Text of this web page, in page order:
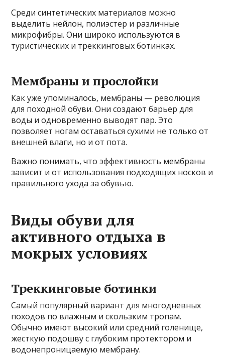
Среди синтетических материалов можно
выделить нейлон, полиэстер и различные
микрофибры. Они широко используются в
туристических и треккинговых ботинках.
Мембраны и прослойки
Как уже упоминалось, мембраны — революция
для походной обуви. Они создают барьер для
воды и одновременно выводят пар. Это
позволяет ногам оставаться сухими не только от
внешней влаги, но и от пота.
Важно понимать, что эффективность мембраны
зависит и от использования подходящих носков и
правильного ухода за обувью.
Виды обуви для
активного отдыха в
мокрых условиях
Треккинговые ботинки
Самый популярный вариант для многодневных
походов по влажным и скользким тропам.
Обычно имеют высокий или средний голенище,
жесткую подошву с глубоким протектором и
водонепроницаемую мембрану.